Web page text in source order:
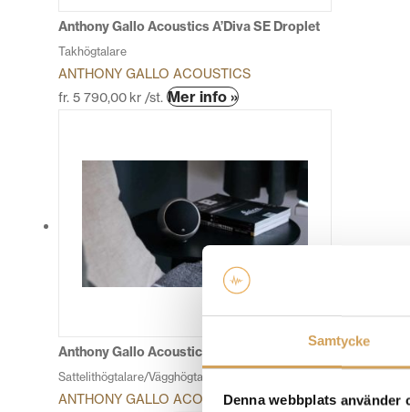
Samtycke
Denna webbplats använder
produktsidan
Anthony Gallo Acoustics A’Diva SE Droplet
Takhögtalare
ANTHONY GALLO ACOUSTICS
fr. 5 790,00 kr /st. Mer info »Den
har
varianter.
De
olika
kan
produktsidan
Anthony Gallo Acoustics Micro
Sattelithögtalare/Vägghögtalare
ANTHONY GALLO ACOUSTICS